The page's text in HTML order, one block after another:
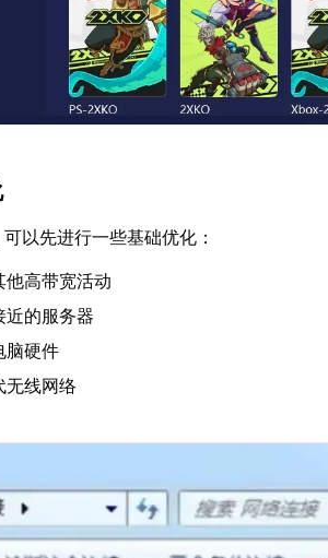
以先进行一些基础优化：
他高带宽活动
近的服务器
脑硬件
无线网络